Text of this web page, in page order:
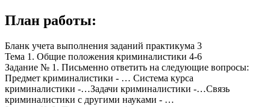
План работы:
Бланк учета выполнения заданий практикума 3
Тема 1. Общие положения криминалистики 4-6
Задание № 1. Письменно ответить на следующие вопросы:
Предмет криминалистики - … Система курса
криминалистики -…Задачи криминалистики -…Связь
криминалистики с другими науками - …